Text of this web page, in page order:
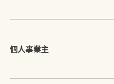
個人事業主